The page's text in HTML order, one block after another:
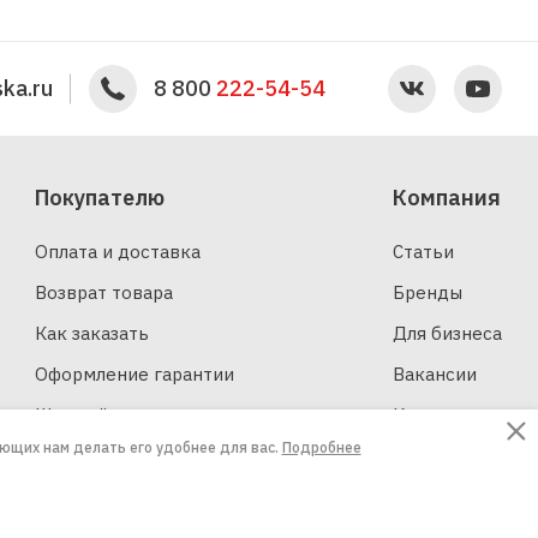
8 800 222-54-54
Покупателю
Оплата и доставка
Возврат товара
Как заказать
Оформление гарантии
Шинный калькулятор
Компания
Статьи
Бренды
Для бизнеса
Вакансии
Контакты
нам делать его удобнее для вас. Подробнее